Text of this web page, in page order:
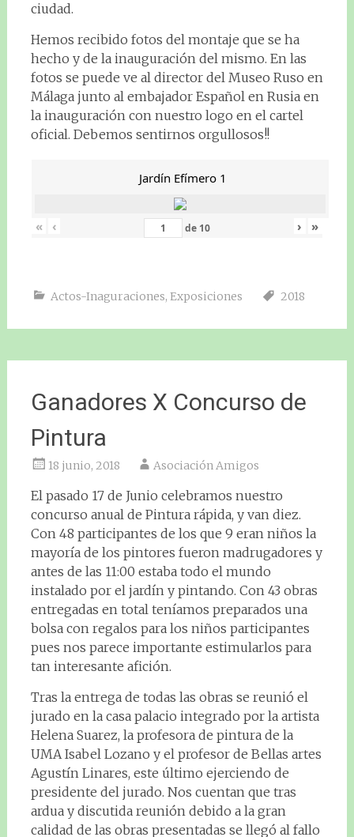
ciudad.
Hemos recibido fotos del montaje que se ha
hecho y de la inauguración del mismo. En las
fotos se puede ve al director del Museo Ruso en
Málaga junto al embajador Español en Rusia en
la inauguración con nuestro logo en el cartel
oficial. Debemos sentirnos orgullosos!!
Jardín Efímero 1
« ‹ de 10 › »
Actos-Inaguraciones, Exposiciones 2018
Ganadores X Concurso de
Pintura
18 junio, 2018 Asociación Amigos
El pasado 17 de Junio celebramos nuestro
concurso anual de Pintura rápida, y van diez.
Con 48 participantes de los que 9 eran niños la
mayoría de los pintores fueron madrugadores y
antes de las 11:00 estaba todo el mundo
instalado por el jardín y pintando. Con 43 obras
entregadas en total teníamos preparados una
bolsa con regalos para los niños participantes
pues nos parece importante estimularlos para
tan interesante afición.
Tras la entrega de todas las obras se reunió el
jurado en la casa palacio integrado por la artista
Helena Suarez, la profesora de pintura de la
UMA Isabel Lozano y el profesor de Bellas artes
Agustín Linares, este último ejerciendo de
presidente del jurado. Nos cuentan que tras
ardua y discutida reunión debido a la gran
calidad de las obras presentadas se llegó al fallo